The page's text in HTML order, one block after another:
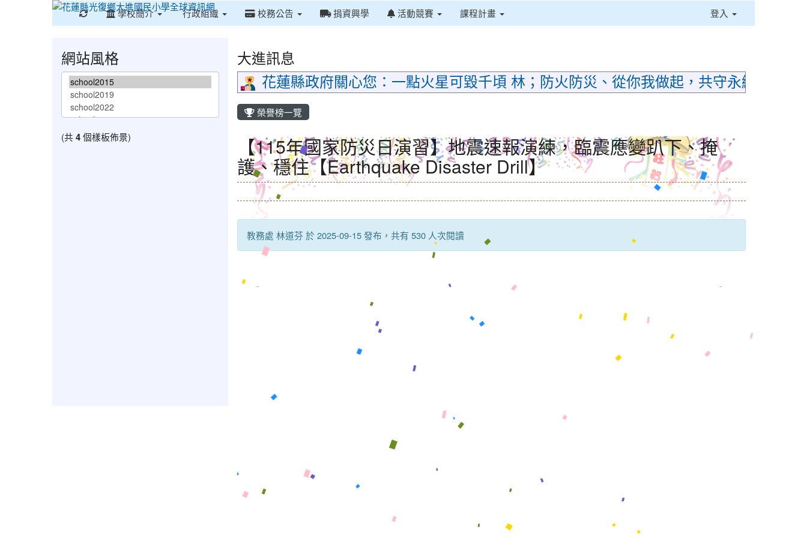
重新取得佈景設定
學校簡介 行政組織 校務公告 捐資興學 活動競賽 課程計畫 登入
大進訊息
花蓮縣政府關心您：一點火星可毀千頃 林；防火防災、從你我做起，共守永續家園
榮譽榜一覽
【115年國家防災日演習】地震速報演練，臨震應變趴下、掩
護、穩住【Earthquake Disaster Drill】
教務處 林道芬 於 2025-09-15 發布，共有 530 人次閱讀
網站風格
(共 4個樣板佈景)